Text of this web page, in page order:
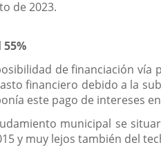
de 2023.
de financiación
financiero debido a la
este pago de intereses
municipal se
y muy lejos también del